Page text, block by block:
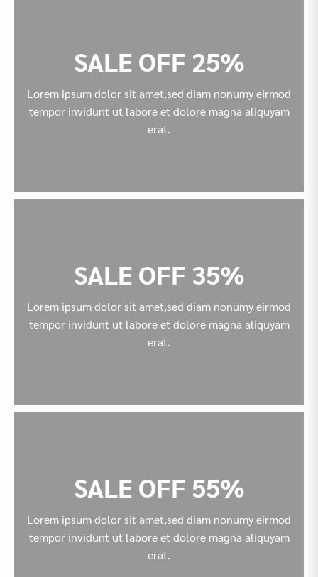
SALE OFF 25%
Lorem ipsum dolor sit amet,sed diam nonumy eirmod
tempor invidunt ut labore et dolore magna aliquyam
erat.
SALE OFF 35%
Lorem ipsum dolor sit amet,sed diam nonumy eirmod
tempor invidunt ut labore et dolore magna aliquyam
erat.
SALE OFF 55%
Lorem ipsum dolor sit amet,sed diam nonumy eirmod
tempor invidunt ut labore et dolore magna aliquyam
erat.